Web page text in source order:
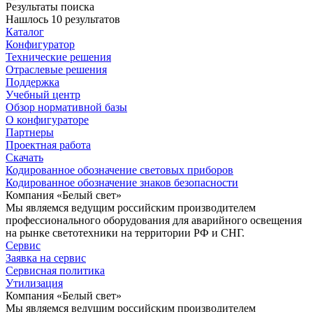
Результаты поиска
Нашлось 10 результатов
Каталог
Конфигуратор
Технические решения
Отраслевые решения
Поддержка
Учебный центр
Обзор нормативной базы
О конфигураторе
Партнеры
Проектная работа
Скачать
Кодированное обозначение световых приборов
Кодированное обозначение знаков безопасности
Компания «Белый свет»
Мы являемся ведущим российским производителем
профессионального оборудования для аварийного освещения
на рынке светотехники на территории РФ и СНГ.
Сервис
Заявка на сервис
Сервисная политика
Утилизация
Компания «Белый свет»
Мы являемся ведущим российским производителем